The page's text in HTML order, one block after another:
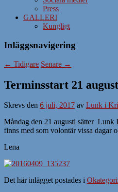
Press
GALLERI
Kungligt
Inläggsnavigering
← Tidigare Senare →
Terminsstart 21
Skrevs den 6 juli, 2017 av Lunk i
Måndag den 21 augusti sätter
finns med som volontär vissa dagar
Lena
Det här inlägget postades i